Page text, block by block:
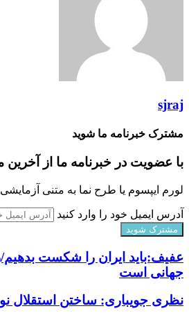
sjraj
مشترک خبرنامه ما شوید
با عضویت در خبرنامه ما از
لورم ایپسوم یا طرح‌ نما به متنی
آدرس ایمیل خود را وارد کنید
عفیف:باید ایران را شکست
جهانی است
نظری جویباری: ساختن استقلال